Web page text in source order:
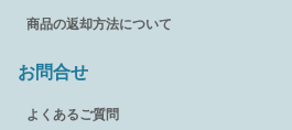
商品の返却方法について
お問合せ
よくあるご質問